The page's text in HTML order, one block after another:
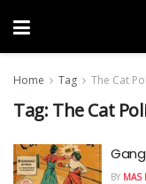
Home Tag The Cat
Tag: The Cat
BY MAS